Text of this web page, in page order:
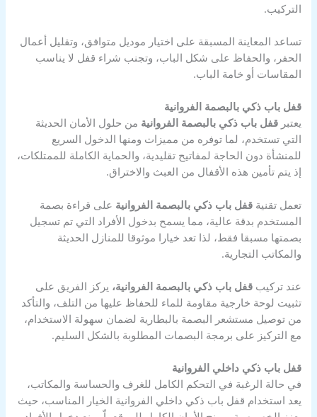
التركيب.
تساعد المعاينة المسبقة على اختيار موديل متوافق، وتقليل أعمال
الحفر، والحفاظ على شكل الباب، وتجنب شراء قفل لا يناسب
المقاسات أو خامة الباب.
قفل باب ذكي بالبصمة الفروانية
يعتبرقفل باب ذكي بالبصمة الفروانية من حلول الأمان الحديثة
التي تستخدم، لما توفره من مميزات ومنها الدخول السريع
للمنشأة دون الحاجة لمفاتيح تقليدية، والحماية الكاملة للممتلكات،
إذ يتم تأمين هذه الأقفال من العبث والاختراق.
تعمل تقنيةقفل باب ذكي بالبصمة الفروانية على قراءة بصمة
المستخدم بدقة عالية، مما يسمح بدخول الأفراد التي تم تسجيل
بصمتها مسبقا فقط، لذا تعد خيارا موثوقا للمنازل الحديثة
والمكاتب التجارية.
عند تركيبقفل باب ذكي بالبصمة الفروانية، يركز الفريق على
تثبيت لوحة خارجية مقاومة للماء للحفاظ عليها من التلف، والتأكد
من توصيل مستشعر البصمة بالبطارية لضمان سهولة الاستخدام،
مع التركيز على برمجة البصمات المطلوبة بالشكل السليم.
قفل باب ذكي داخلي الفروانية
في حالة الرغبة في التحكم الكامل للغرف والحساسة والمكاتب،
يعد استخدام قفل باب ذكي داخلي الفروانية الخيار المناسب، حيث